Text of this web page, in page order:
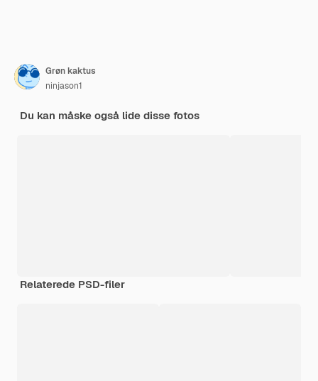
Grøn kaktus
ninjason1
Du kan måske også lide disse fotos
Relaterede PSD-filer